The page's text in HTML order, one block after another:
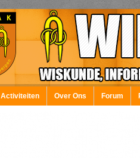
Activiteiten Over Ons Forum